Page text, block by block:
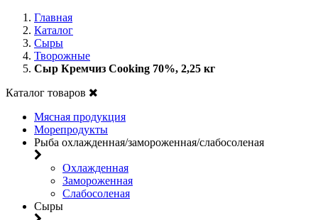
Главная
Каталог
Сыры
Творожные
Сыр Кремчиз Cooking 70%, 2,25 кг
Каталог товаров
Мясная продукция
Морепродукты
Рыба охлажденная/замороженная/слабосоленая
Охлажденная
Замороженная
Слабосоленая
Сыры